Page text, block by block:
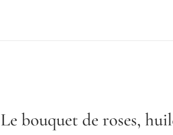
Le bouquet de roses,